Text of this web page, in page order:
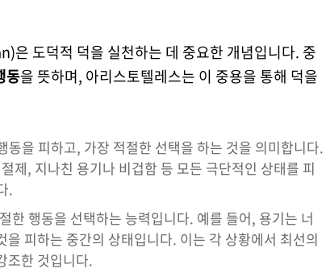
도덕적 덕을 실천하는 데 중요한 개념입니다. 중
동을 뜻하며, 아리스토텔레스는 이 중용을 통해 덕을
동을 피하고, 가장 적절한 선택을 하는 것을 의미합니다.
제, 지나친 용기나 비겁함 등 모든 극단적인 상태를 피
.
한 행동을 선택하는 능력입니다. 예를 들어, 용기는 너
피하는 중간의 상태입니다. 이는 각 상황에서 최선의
조한 것입니다.